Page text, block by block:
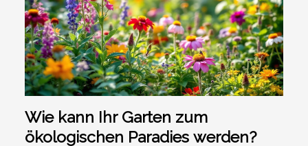
Wie kann Ihr Garten zum
ökologischen Paradies werden?